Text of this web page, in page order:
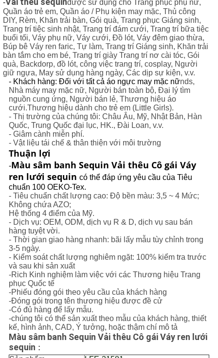
-
được sử dụng cho Trang phục phụ nữ,
Quần áo trẻ em, Quần áo / Phụ kiện may mặc, Thủ công
DIY, Rèm, Khăn trải bàn, Gói quà, Trang phục Giáng sinh,
Trang trí tiệc sinh nhật, Trang trí đám cưới, Trang trí bữa tiệc
buổi tối, Váy phụ nữ, Váy cưới, Đồ lót, Váy đêm giao thừa,
Búp bê Váy ren faric, Tự làm, Trang trí Giáng sinh, Khăn trải
bàn tắm cho em bé, Trang trí giày Trang trí nơ cài tóc, Gói
quà, Backdorp, đồ lót, công việc trang trí, cosplay, Người
giữ ngựa, May sử dụng hàng ngày, Các dịp sự kiện, v.v.
- Khách hàng: Đối với tất cả áo ngực may mặc nữnds,
Nhà máy may mặc nữ, Người bán toàn bộ, Đại lý tìm
nguồn cung ứng, Người bán lẻ, Thương hiệu áo
cưới.Thương hiệu dành cho trẻ em (Little Girls).
- Thị trường của chúng tôi: Châu Âu, Mỹ, Nhật Bản, Hàn
Quốc, Trung Quốc đại lục, HK., Đài Loan, v.v.
- Giâm cành miễn phí.
- Vật liệu tái chế & thân thiện với môi trường
Thuận lợi
-Màu sâm banh Sequin Vải thêu Cô gái Váy
ren lưới sequin có thể đáp ứng yêu cầu của Tiêu
chuẩn 100 OEKO-Tex.
- Tiêu chuẩn chất lượng cao: Độ bền màu: 3,5 ~ 4 Mức;
Không chứa AZO;
Hệ thống 4 điểm của Mỹ.
- Dịch vụ: OEM, ODM, dịch vụ R & D, dịch vụ sau bán
hàng tuyệt vời.
- Thời gian giao hàng nhanh: bãi lấy mẫu tùy chỉnh trong
3-5 ngày.
- Kiểm soát chất lượng nghiêm ngặt: 100% kiểm tra trước
và sau khi sản xuất
-Rich Kinh nghiệm làm việc với các Thương hiệu Trang
phục Quốc tế
-Phiếu đóng gói theo yêu cầu của khách hàng
-Đóng gói trong tên thương hiệu được đề cử
-Có đủ hàng để lấy mẫu.
-chúng tôi có thể sản xuất theo mẫu của khách hàng, thiết
kế, hình ảnh, CAD, Ý tưởng, hoặc thậm chí mô tả
Màu sâm banh Sequin Vải thêu Cô gái Váy ren lưới
sequin :